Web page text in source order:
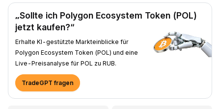
„Sollte ich Polygon Ecosystem Token (POL)
jetzt kaufen?“
Erhalte KI-gestützte Markteinblicke für
Polygon Ecosystem Token (POL) und eine
Live-Preisanalyse für POL zu RUB.
TradeGPT fragen